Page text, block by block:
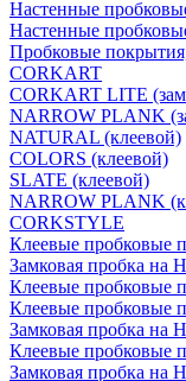
Настенные
Настенные
Пробковые
CORKART
CORKART LITE
NARROW PLANK
NATURAL (клеевой)
COLORS (клеевой)
SLATE (клеевой)
NARROW PLANK
CORKSTYLE
Клеевые пробковые
Замковая пробка на
Клеевые пробковые
Клеевые пробковые
Замковая пробка
Клеевые пробковые
Замковая пробка на